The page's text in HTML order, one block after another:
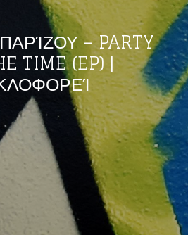
– PARTY
TIME (EP) |